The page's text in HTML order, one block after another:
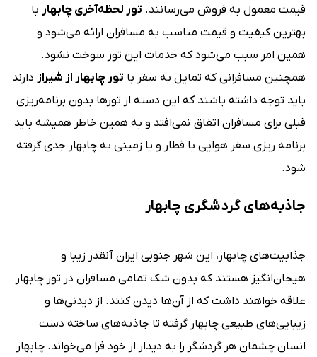
قیمت معمول به فروش می‌رسانند. تور لحظه‌آخری چابهار با
بهترین کیفیت و قیمت مناسب به مسافران ارائه می‌شود و
همین امر سبب می‌شود که خدمات این تور سوخت نشود.
همچنین مسافرانی که تمایل به سفر با تور چابهار از شیراز دارند
باید توجه داشته باشند که این دسته از تورها بدون برنامه‌ریزی
قبلی برای مسافران اتفاق نمی‌افتد و به همین خاطر همیشه باید
برنامه ریزی سفر هوایی با قطار و یا زمینی به چابهار جدی گرفته
شود.
جاذبه‌های گردشگری چابهار
جذابیت‌های چابهار، این شهر جنوبی ایران آنقدر زیبا و
هیجان‌انگیز هستند که بدون شک تمامی مسافران در تور چابهار
علاقه خواهند داشت که از آن‌ها دیدن کنند. از دیدنی‌ها و
زیبایی‌های طبیعی چابهار گرفته تا جاذبه‌های ساخته دست
انسان چشمان هر گردشگر را به دیدار از خود فرا می‌خواند. چابهار